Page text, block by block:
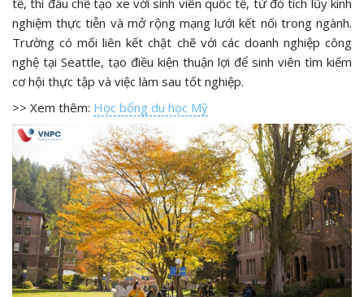
nghiệm thực tiễn và mở rộng mạng lưới kết nối trong ngành.
Trường có mối liên kết chặt chẽ với các doanh nghiệp công
nghệ tại Seattle, tạo điều kiện thuận lợi để sinh viên tìm kiếm
cơ hội thực tập và việc làm sau tốt nghiệp.
>> Xem thêm: Học bổng du học Mỹ